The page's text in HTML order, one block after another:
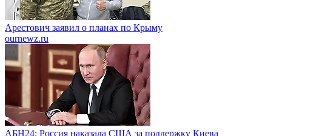
Арестович заявил о планах по Крыму
ournewz.ru
АБН24: Россия наказала США за поддержку Киева